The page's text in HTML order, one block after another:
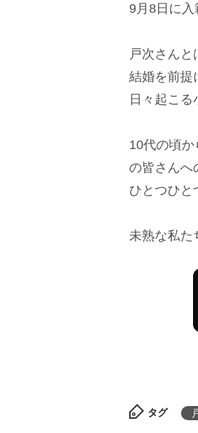
9月8日に入
戸次さんと
結婚を前提
日々起こる
10代の頃
の皆さんへ
ひとつひと
未熟な私た
タグ